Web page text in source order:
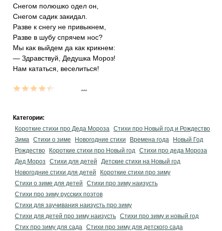
Снегом полюшко одел он,
Снегом садик закидал.
Разве к снегу не привыкнем,
Разве в шубу спрячем нос?
Мы как выйдем да как крикнем:
— Здравствуй, Дедушка Мороз!
Нам кататься, веселиться!
Категории:
Короткие стихи про Деда Мороза Стихи про Новый год и Рождество
Зима Стихи о зиме Новогодние стихи Времена года
Новый Год
Рождество
Короткие стихи про Новый год Стихи про деда Мороза
Дед Мороз
Стихи для детей
Детские стихи на Новый год
Новогодние стихи для детей
Короткие стихи про зиму
Стихи о зиме для детей
Стихи про зиму наизусть
Стихи про зиму русских поэтов
Стихи для заучивания наизусть про зиму
Стихи для детей про зиму наизусть Стихи про зиму и новый год
Стих про зиму для сада Стихи про зиму для детского сада